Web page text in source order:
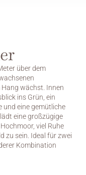
über dem
wächst. Innen
ins Grün, ein
und eine gemütliche
eine großzügige
viel Ruhe
zu sein. Ideal für zwei
Kombination